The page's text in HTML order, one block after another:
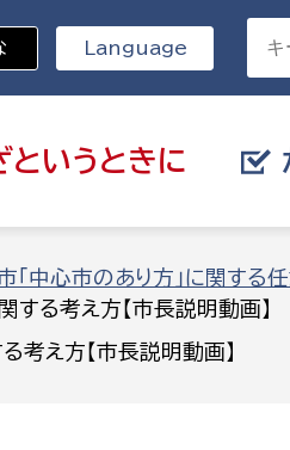
と いうときに
避難場所
Language
「中心市のあり方」に関する
る考え方【市長説明動画】
考え方【市長説明動画】